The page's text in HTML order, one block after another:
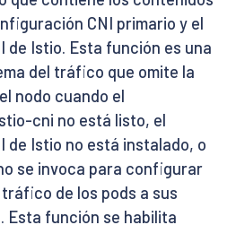
CNI primario y el
de Istio. Esta función es una
del tráfico que omite la
nodo cuando el
cni no está listo, el
de Istio no está instalado, o
se invoca para configurar
de los pods a sus
Esta función se habilita